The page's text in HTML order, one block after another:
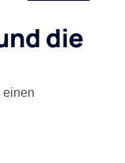
die
einen